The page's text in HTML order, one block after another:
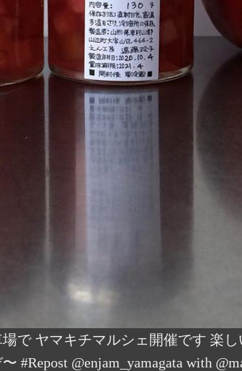
で ヤマキチマルシェ開催です 楽
#Repost @enjam_yamagata with